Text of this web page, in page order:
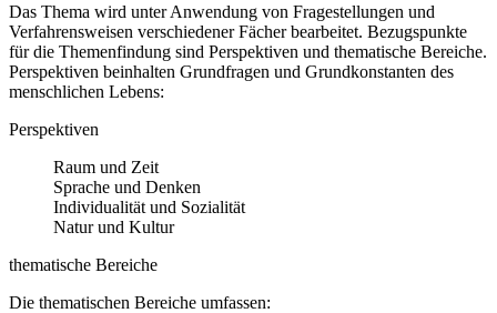
Das Thema wird unter Anwendung von Fragestellungen und
Verfahrensweisen verschiedener Fächer bearbeitet. Bezugspunkte
für die Themenfindung sind Perspektiven und thematische Bereiche.
Perspektiven beinhalten Grundfragen und Grundkonstanten des
menschlichen Lebens:
Perspektiven
Raum und Zeit
Sprache und Denken
Individualität und Sozialität
Natur und Kultur
thematische Bereiche
Die thematischen Bereiche umfassen: